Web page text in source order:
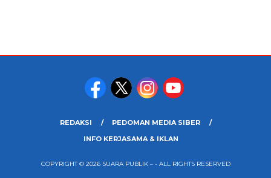
REDAKSI
PEDOMAN MEDIA SIBER
INFO KERJASAMA & IKLAN
COPYRIGHT © 2026 SUARA PUBLIK – - ALL RIGHTS RESERVED